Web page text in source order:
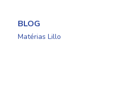
BLOG
Matérias Lillo